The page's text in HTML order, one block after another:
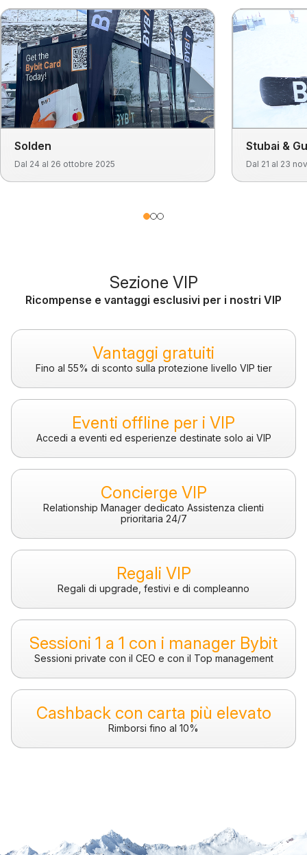
Solden
Dal 24 al 26 ottobre 2025
Stubai &
Dal 21 al 23
Sezione VIP
Ricompense e vantaggi esclusivi per i nostri VIP
Vantaggi gratuiti
Fino al 55% di sconto sulla protezione livello VIP tier
Eventi offline per i VIP
Accedi a eventi ed esperienze destinate solo ai VIP
Concierge VIP
Relationship Manager dedicato Assistenza clienti
prioritaria 24/7
Regali VIP
Regali di upgrade, festivi e di compleanno
Sessioni 1 a 1 con i manager Bybit
Sessioni private con il CEO e con il Top management
Cashback con carta più elevato
Rimborsi fino al 10%